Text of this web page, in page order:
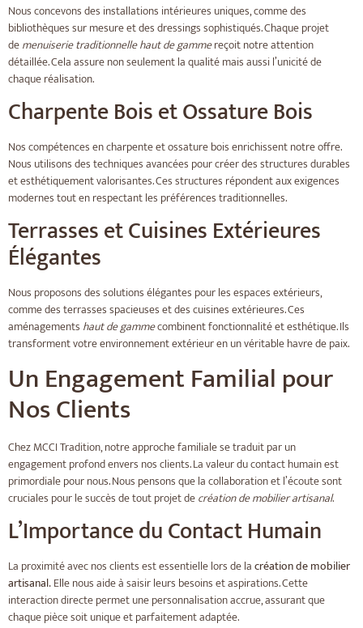
Nous concevons des installations intérieures uniques, comme des
bibliothèques sur mesure et des dressings sophistiqués. Chaque projet
demenuiserie traditionnelle haut de gammereçoit notre attention
détaillée. Cela assure non seulement la qualité mais aussi l’unicité de
chaque réalisation.
Charpente Bois et Ossature Bois
Nos compétences en charpente et ossature bois enrichissent notre offre.
Nous utilisons des techniques avancées pour créer des structures durables
et esthétiquement valorisantes. Ces structures répondent aux exigences
modernes tout en respectant les préférences traditionnelles.
Terrasses et Cuisines Extérieures
Élégantes
Nous proposons des solutions élégantes pour les espaces extérieurs,
comme des terrasses spacieuses et des cuisines extérieures. Ces
aménagements haut de gammecombinent fonctionnalité et esthétique. Ils
transforment votre environnement extérieur en un véritable havre de paix.
Un Engagement Familial pour
Nos Clients
Chez MCCI Tradition, notre approche familiale se traduit par un
engagement profond envers nos clients. La valeur du contact humain est
primordiale pour nous. Nous pensons que la collaboration et l’écoute sont
cruciales pour le succès de tout projet decréation de mobilier artisanal.
L’Importance du Contact Humain
La proximité avec nos clients est essentielle lors de lacréation de mobilier
artisanal.Elle nous aide à saisir leurs besoins et aspirations. Cette
interaction directe permet une personnalisation accrue, assurant que
chaque pièce soit unique et parfaitement adaptée.